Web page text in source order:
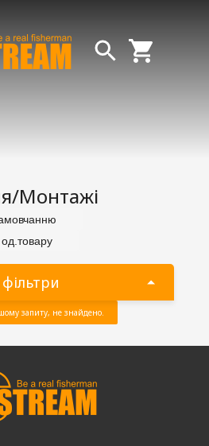
Монтажі
фільтри
запиту, не знайдено.